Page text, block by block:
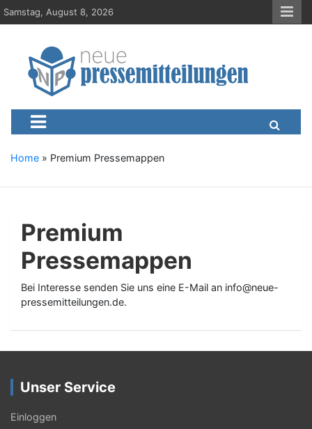
S
k
Samstag, August 8, 2026
Neue-
Presseportal, Nachrichten, News, Meldungen, Wirtschaft
Home » Premium Pressemappen
Premium
Pressemappen
Bei Interesse senden Sie uns eine E-Mail an info@neue-
pressemitteilungen.de.
Unser Service
Einloggen